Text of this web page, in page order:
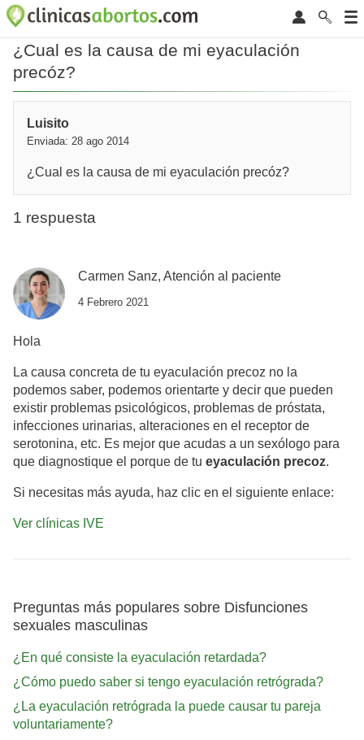
¿Cual es la causa de mi eyaculación
precóz?
Luisito
Enviada: 28 ago 2014
¿Cual es la causa de mi eyaculación precóz?
1 respuesta
Carmen Sanz, Atención al paciente
4 Febrero 2021
Hola
La causa concreta de tu eyaculación precoz no la
podemos saber, podemos orientarte y decir que pueden
existir problemas psicológicos, problemas de próstata,
infecciones urinarias, alteraciones en el receptor de
serotonina, etc. Es mejor que acudas a un sexólogo para
que diagnostique el porque de tu eyaculación precoz.
Si necesitas más ayuda, haz clic en el siguiente enlace:
Ver clínicas IVE
Preguntas más populares sobre Disfunciones
sexuales masculinas
¿En qué consiste la eyaculación retardada?
¿Cómo puedo saber si tengo eyaculación retrógrada?
¿La eyaculación retrógrada la puede causar tu pareja
voluntariamente?